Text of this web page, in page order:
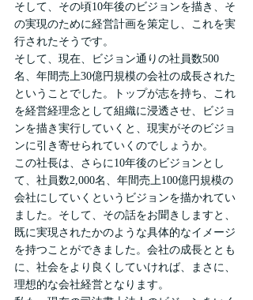
そして、その頃10年後のビジョンを描き、そ
の実現のために経営計画を策定し、これを実
行されたそうです。
そして、現在、ビジョン通りの社員数500
名、年間売上30億円規模の会社の成長された
ということでした。トップが志を持ち、これ
を経営経理念として組織に浸透させ、ビジョ
ンを描き実行していくと、現実がそのビジョ
ンに引き寄せられていくのでしょうか。
この社長は、さらに10年後のビジョンとし
て、社員数2,000名、年間売上100億円規模の
会社にしていくというビジョンを描かれてい
ました。そして、その話をお聞きしますと、
既に実現されたかのような具体的なイメージ
を持つことができました。会社の成長ととも
に、社会をより良くしていければ、まさに、
理想的な会社経営となります。